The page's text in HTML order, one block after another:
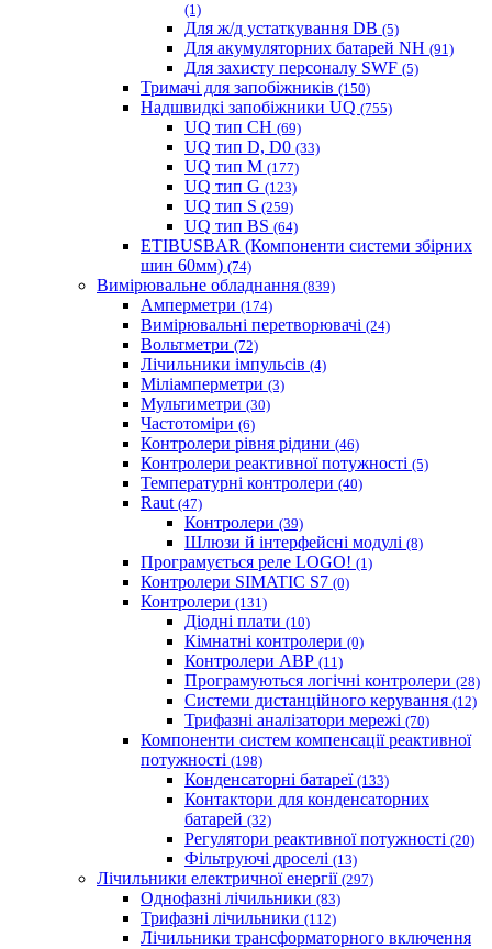
(1)
Для ж/д устаткування DB (5)
Для акумуляторних батарей NH (91)
Для захисту персоналу SWF (5)
Тримачі для запобіжників (150)
Надшвидкі запобіжники UQ (755)
UQ тип CH (69)
UQ тип D, D0 (33)
UQ тип M (177)
UQ тип G (123)
UQ тип S (259)
UQ тип BS (64)
ETIBUSBAR (Компоненти системи збірних
шин 60мм) (74)
Вимірювальне обладнання (839)
Амперметри (174)
Вимірювальні перетворювачі (24)
Вольтметри (72)
Лічильники імпульсів (4)
Міліамперметри (3)
Мультиметри (30)
Частотоміри (6)
Контролери рівня рідини (46)
Контролери реактивної потужності (5)
Температурні контролери (40)
Raut (47)
Контролери (39)
Шлюзи й інтерфейсні модулі (8)
Програмується реле LOGO! (1)
Контролери SIMATIC S7 (0)
Контролери (131)
Діодні плати (10)
Кімнатні контролери (0)
Контролери АВР (11)
Програмуються логічні контролери (28)
Системи дистанційного керування (12)
Трифазні аналізатори мережі (70)
Компоненти систем компенсації реактивної
потужності (198)
Конденсаторні батареї (133)
Контактори для конденсаторних
батарей (32)
Регулятори реактивної потужності (20)
Фільтруючі дроселі (13)
Лічильники електричної енергії (297)
Однофазні лічильники (83)
Трифазні лічильники (112)
Лічильники трансформаторного включення